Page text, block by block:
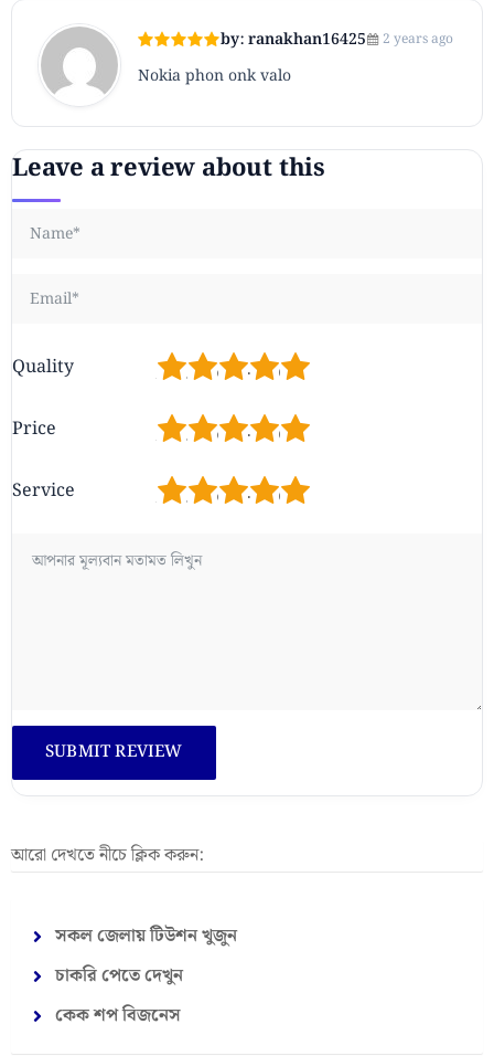
by: ranakhan16425 2 years ago
Nokia phon onk valo
Leave a review about this
Quality 5
4
3
2
Price 5
4
3
2
Service 5
4
3
2
আরো দেখতে নীচে ক্লিক করুন:
সকল জেলায় টিউশন খুজুন
চাকরি পেতে দেখুন
কেক শপ বিজনেস